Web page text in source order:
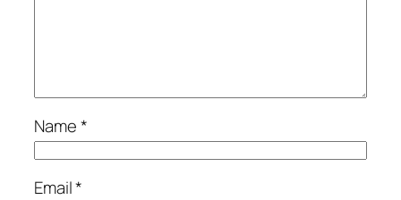
Name*
Email*